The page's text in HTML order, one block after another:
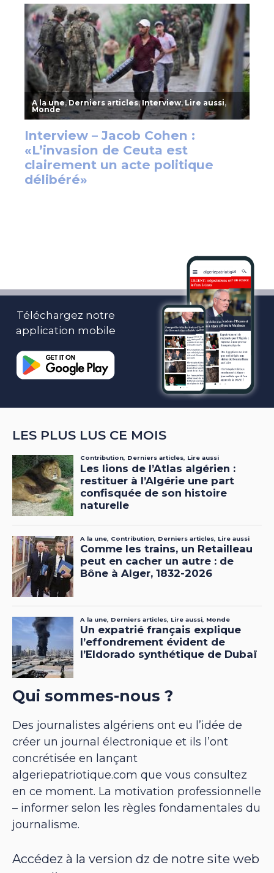
Téléchargez notre
application mobile
LES PLUS LUS CE MOIS
Qui sommes-nous ?
Des journalistes algériens ont eu l’idée de
créer un journal électronique et ils l’ont
concrétisée en lançant
algeriepatriotique.com que vous consultez
en ce moment. La motivation professionnelle
– informer selon les règles fondamentales du
journalisme.
Accédez à la version dz de notre site web